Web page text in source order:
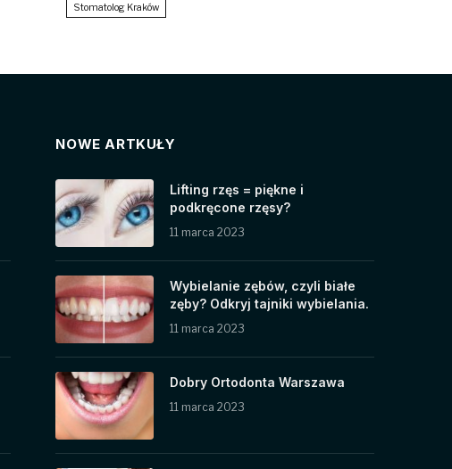
Stomatolog Kraków
NOWE ARTKUŁY
Lifting rzęs = piękne i
podkręcone rzęsy?
11 marca 2023
Wybielanie zębów, czyli białe
zęby? Odkryj tajniki wybielania.
11 marca 2023
Dobry Ortodonta Warszawa
11 marca 2023